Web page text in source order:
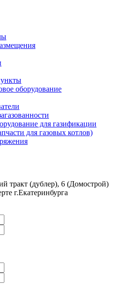
оборудование
для газификации
для газовых котлов)
тракт (дублер), 6 (Домострой)
г.Екатеринбурга